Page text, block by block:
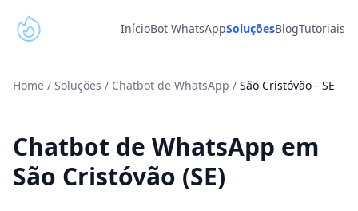
InícioBot WhatsAppSoluçõesBlogTutoriais
Home / Soluções / Chatbot de WhatsApp / São Cristóvão - SE
Chatbot de WhatsApp em
São Cristóvão (SE)